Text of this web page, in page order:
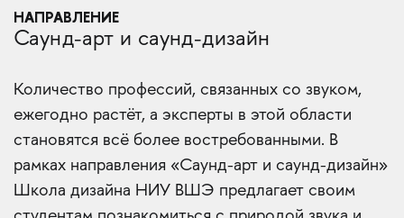
НАПРАВЛЕНИЕ
Саунд-арт и саунд-дизайн
Количество профессий, связанных со звуком,
ежегодно растёт, а эксперты в этой области
становятся всё более востребованными. В
рамках направления «Саунд-арт и саунд-дизайн»
Школа дизайна НИУ ВШЭ предлагает своим